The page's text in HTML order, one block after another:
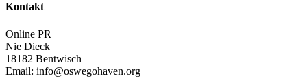
Kontakt
Online PR
Nie Dieck
18182 Bentwisch
Email: info@oswegohaven.org